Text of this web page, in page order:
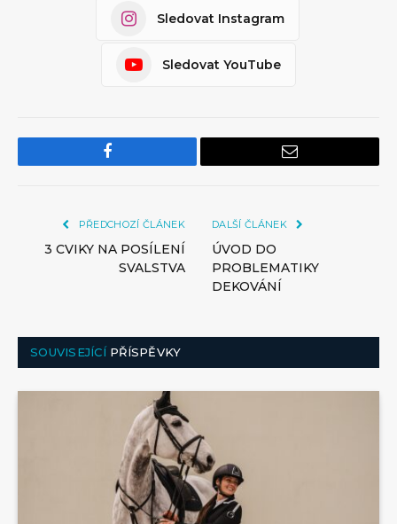
Sledovat Instagram
Sledovat YouTube
Facebook Email
PŘEDCHOZÍ ČLÁNEK
3 CVIKY NA POSÍLENÍ
SVALSTVA
DALŠÍ ČLÁNEK
ÚVOD DO
PROBLEMATIKY
DEKOVÁNÍ
SOUVISEJÍCÍPŘÍSPĚVKY